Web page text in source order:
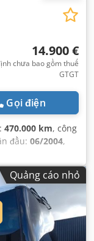
14.900 €
chưa bao gồm thuế
GTGT
Gọi điện
470.000 km, công
đầu: 06/2004,
Euro 3, màu sắc:
ABS,
Quảng cáo nhỏ